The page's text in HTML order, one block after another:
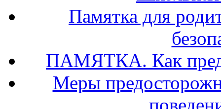
Памятка для
ПАМЯТКА. Как
Меры